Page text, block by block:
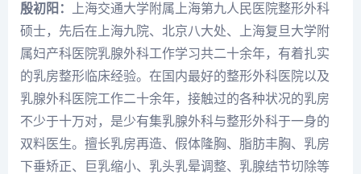
殷初阳：
上海交通大学附属上海第九人民医院整形外科
硕士，先后在上海九院、北京八大处、上海复旦大学附
属妇产科医院乳腺外科工作学习共二十余年，有着扎实
的乳房整形临床经验。在国内最好的整形外科医院以及
乳腺外科医院工作二十余年，接触过的各种状况的乳房
不少于十万对，是少有集乳腺外科与整形外科于一身的
双料医生。擅长乳房再造、假体隆胸、脂肪丰胸、乳房
下垂矫正、巨乳缩小、乳头乳晕调整、乳腺结节切除等